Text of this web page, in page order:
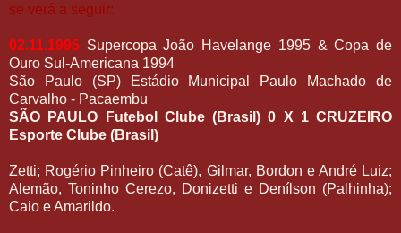
se verá a seguir:
02.11.1995 Supercopa João Havelange 1995 & Copa de
Ouro Sul-Americana 1994
São Paulo (SP) Estádio Municipal Paulo Machado de
Carvalho - Pacaembu
SÃO PAULO Futebol Clube (Brasil) 0 X 1 CRUZEIRO
Esporte Clube (Brasil)
Zetti; Rogério Pinheiro (Catê), Gilmar, Bordon e André Luiz;
Alemão, Toninho Cerezo, Donizetti e Denílson (Palhinha);
Caio e Amarildo.